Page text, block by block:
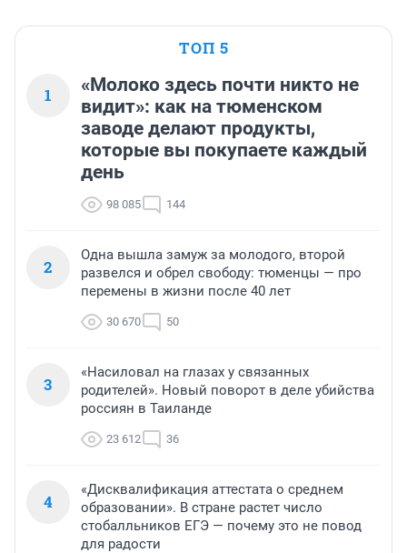
ТОП 5
1
«Молоко здесь почти никто не
видит»: как на тюменском
заводе делают продукты,
которые вы покупаете каждый
день
98 085 144
2
Одна вышла замуж за молодого, второй
развелся и обрел свободу: тюменцы — про
перемены в жизни после 40 лет
30 670 50
3
«Насиловал на глазах у связанных
родителей». Новый поворот в деле убийства
россиян в Таиланде
23 612 36
4
«Дисквалификация аттестата о среднем
образовании». В стране растет число
стобалльников ЕГЭ — почему это не повод
для радости